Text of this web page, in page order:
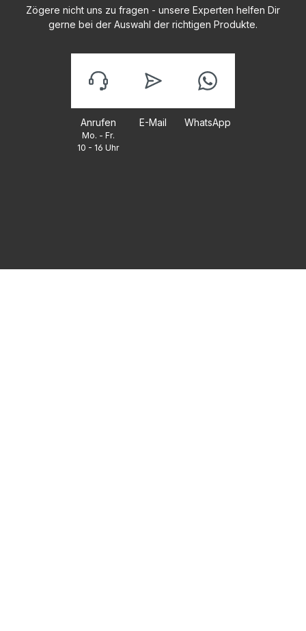
Zögere nicht uns zu fragen - unsere Experten helfen Dir
gerne bei der Auswahl der richtigen Produkte.
Anrufen
Mo. - Fr.
10 - 16 Uhr
E-Mail WhatsApp